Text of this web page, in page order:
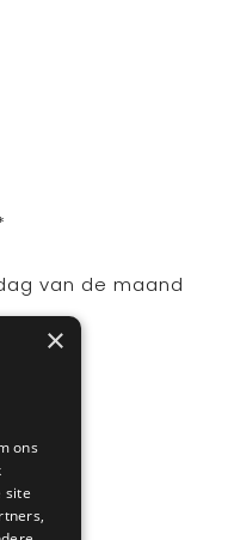
van de maand
×
ons
site